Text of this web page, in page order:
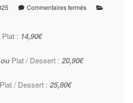
Commentaires fermés
Plat : 14,90€
ouPlat / Dessert : 20,90€
/ Dessert : 25,90€